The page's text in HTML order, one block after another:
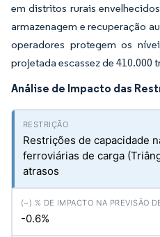
em distritos rurais
armazenagem e recuperação
operadores protegem os
projetada escassez de 410.000
Análise de Impacto das
Restrições de capacidade
ferroviárias de carga
atrasos
-0.6%